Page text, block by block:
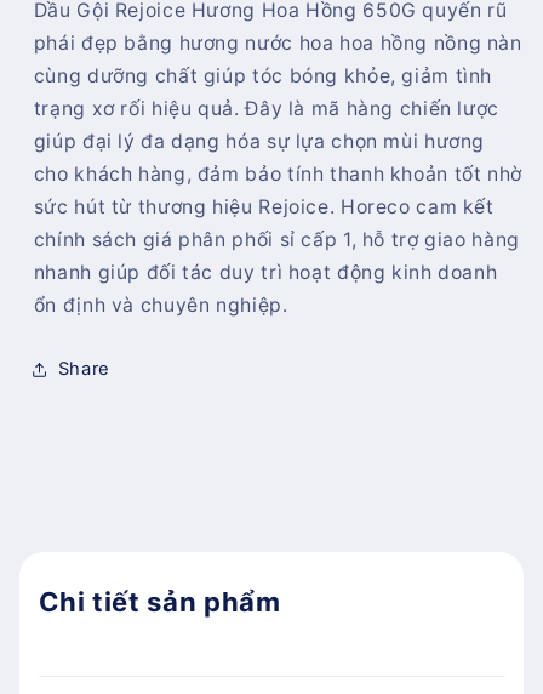
Gội
Rejoice
Hương
Hoa
Hồng
650G
Gội
Rejoice
Hương
Hoa
Hồng
650G
Dầu Gội Rejoice Hương Hoa Hồng 650G quyến rũ
phái đẹp bằng hương nước hoa hoa hồng nồng nàn
cùng dưỡng chất giúp tóc bóng khỏe, giảm tình
trạng xơ rối hiệu quả. Đây là mã hàng chiến lược
giúp đại lý đa dạng hóa sự lựa chọn mùi hương
cho khách hàng, đảm bảo tính thanh khoản tốt nhờ
sức hút từ thương hiệu Rejoice. Horeco cam kết
chính sách giá phân phối sỉ cấp 1, hỗ trợ giao hàng
nhanh giúp đối tác duy trì hoạt động kinh doanh
ổn định và chuyên nghiệp.
Share
Chi tiết sản phẩm